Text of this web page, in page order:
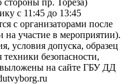
с 11:45 до 13:45
с организаторами после
на участие в мероприятии).
условия допуска, образец
безопасности,
выложены на сайте ГБУ ДД